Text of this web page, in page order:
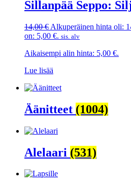
Sillanpää Seppo:
14,00€ Alkuperäinen hinta oli:
on: 5,00 €. sis. alv
Aikaisempi alin hinta: 5,00 €.
Lue lisää
Äänitteet (1004)
Alelaari (531)